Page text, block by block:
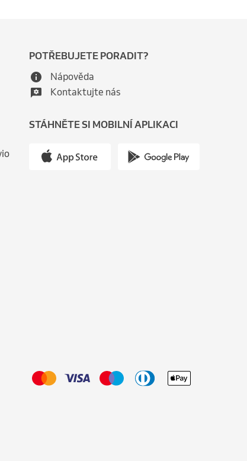
POTŘEBUJETE PORADIT?
Nápověda
Kontaktujte nás
STÁHNĚTE SI MOBILNÍ APLIKACI